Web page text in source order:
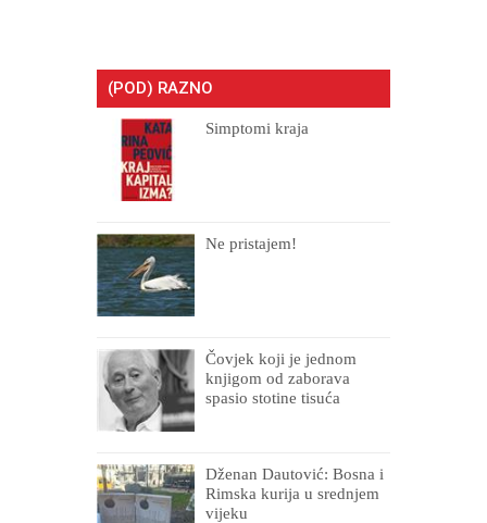
(POD) RAZNO
Simptomi kraja
Ne pristajem!
Čovjek koji je jednom
knjigom od zaborava
spasio stotine tisuća
Dženan Dautović: Bosna i
Rimska kurija u srednjem
vijeku